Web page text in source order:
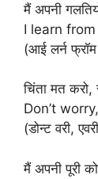
मैं अपनी
I learn
(आई लर्न
चिंता मत करो,
Don’t
(डोन्ट वरी,
मैं अपनी पूरी